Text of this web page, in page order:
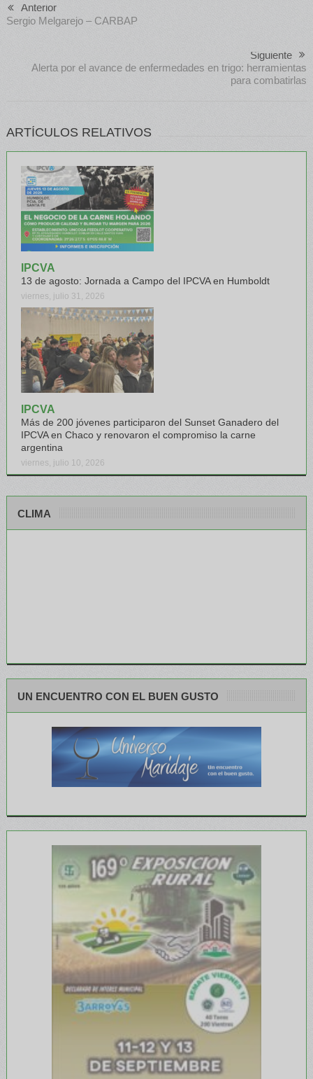
Anterior
Sergio Melgarejo – CARBAP
Siguiente
Alerta por el avance de enfermedades en trigo: herramientas
para combatirlas
ARTÍCULOS RELATIVOS
IPCVA
13 de agosto: Jornada a Campo del IPCVA en Humboldt
viernes, julio 31, 2026
IPCVA
Más de 200 jóvenes participaron del Sunset Ganadero del
IPCVA en Chaco y renovaron el compromiso la carne
argentina
viernes, julio 10, 2026
CLIMA
UN ENCUENTRO CON EL BUEN GUSTO